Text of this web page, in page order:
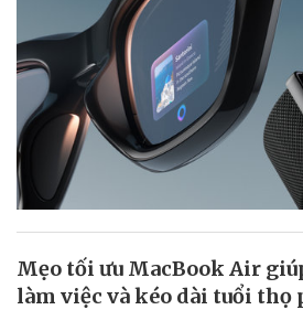
Mẹo tối ưu MacBook Air
làm việc và kéo dài tuổi thọ